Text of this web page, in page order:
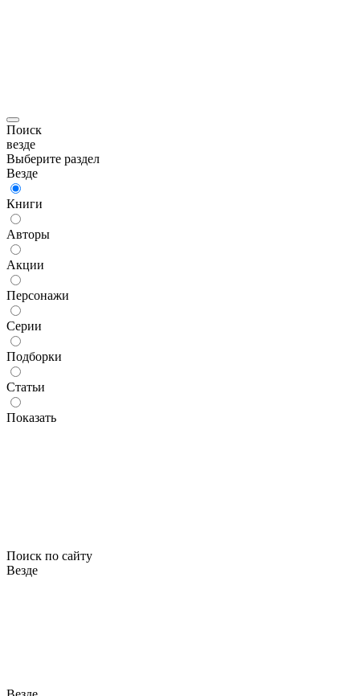
Поиск
везде
Выберите раздел
Везде
Книги
Авторы
Акции
Персонажи
Серии
Подборки
Статьи
Показать
Поиск по сайту
Везде